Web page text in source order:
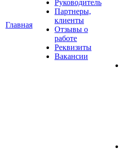
Главная
Руководитель
Партнеры,
клиенты
Отзывы о
работе
Реквизиты
Вакансии